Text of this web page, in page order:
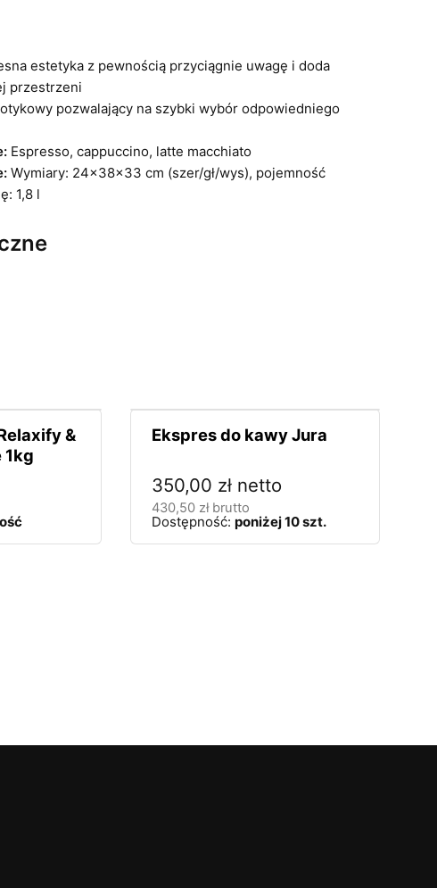
estetyka z pewnością przyciągnie uwagę i doda
przestrzeni
pozwalający na szybki wybór odpowiedniego
Espresso, cappuccino, latte macchiato
Wymiary: 24x38x33 cm (szer/gł/wys), pojemność
1,8 l
&
1kg
Ekspres do kawy Jura
350,00 zł netto
430,50 złbrutto
Dostępność: poniżej 10 szt.